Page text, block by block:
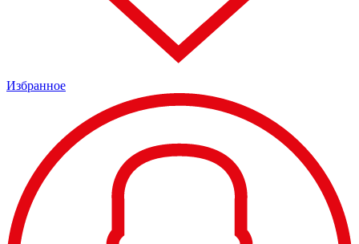
Избранное